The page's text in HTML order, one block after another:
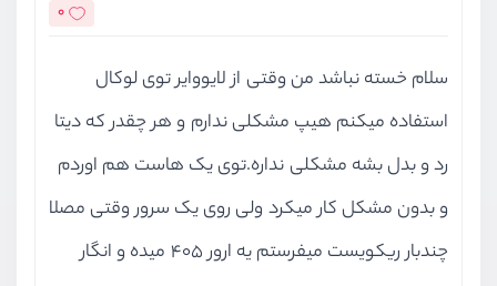
0
سلام خسته نباشد من وقتی از لایووایر توی لوکال
استفاده میکنم هیپ مشکلی ندارم و هر چقدر که دیتا
رد و بدل بشه مشکلی نداره.توی یک هاست هم اوردم
و بدون مشکل کار میکرد ولی روی یک سرور وقتی مصلا
چندبار ریکويست میفرستم یه ارور ۴۰۵ میده و انگار